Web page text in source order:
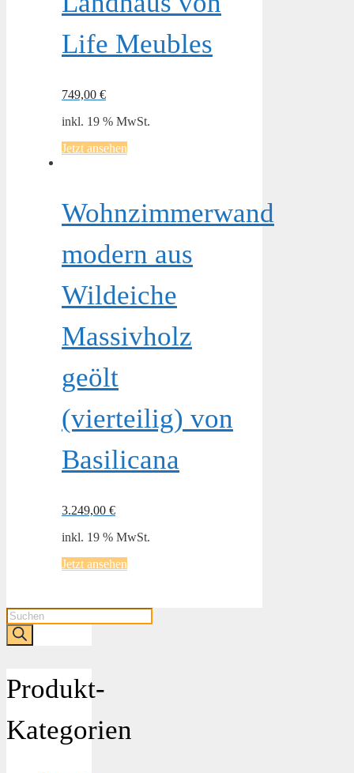
Life Meubles
749,00 €
inkl. 19 % MwSt.
Jetzt ansehen
Wohnzimmerwand
modern aus
Wildeiche
Massivholz
geölt
(vierteilig) von
Basilicana
3.249,00 €
inkl. 19 % MwSt.
Jetzt ansehen
Products
search
Produkt-
Kategorien